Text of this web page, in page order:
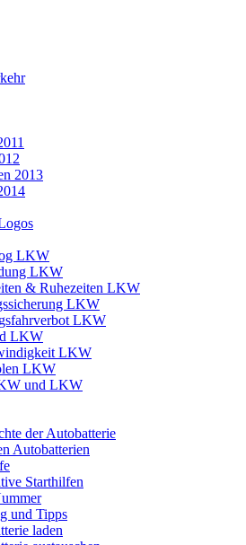
2013
LKW
LKW
& Ruhezeiten LKW
LKW
LKW
LKW
LKW
LKW
und LKW
der Autobatterie
Autobatterien
Starthilfen
und Tipps
laden